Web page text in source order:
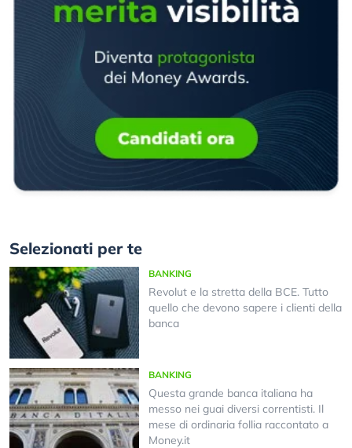
Selezionati per te
BANKING
Revolut e la stretta della BCE. Tutto
quello che devono sapere i clienti della
banca
BANKING
Questa grande banca italiana ha
messo nei guai diversi correntisti. Il
mese di ordinaria follia raccontato a
Money.it